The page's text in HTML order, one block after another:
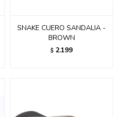
SNAKE CUERO SANDALIA -
BROWN
$ 2.199